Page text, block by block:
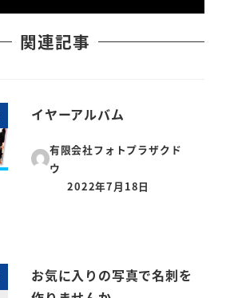
関連記事
イヤーアルバム
有限会社フォトプラザクド
ウ
投稿日
2022年7月18日
お気に入りの写真で名刺を